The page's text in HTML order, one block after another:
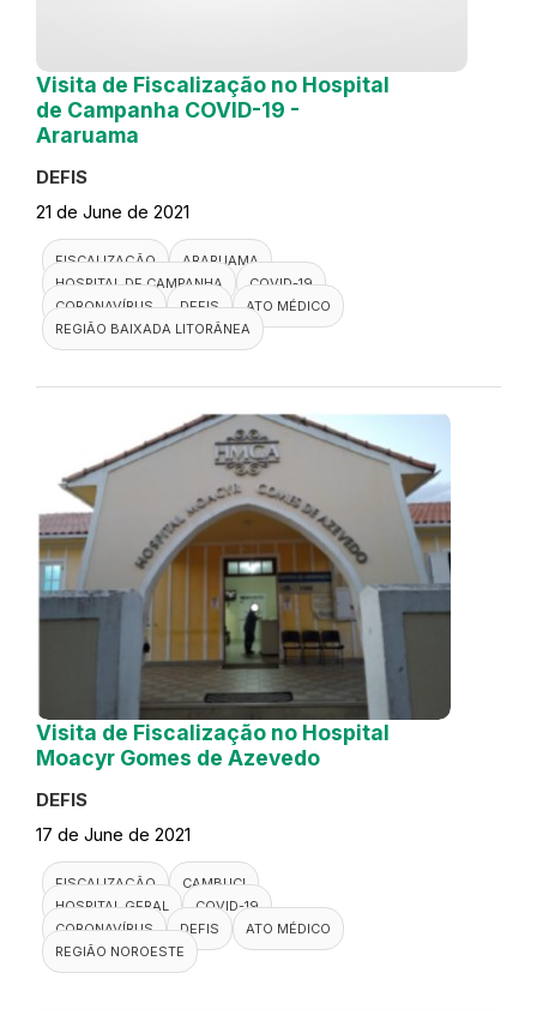
Visita de Fiscalização no Hospital
de Campanha COVID-19 -
Araruama
DEFIS
21 de June de 2021
FISCALIZAÇÃO
ARARUAMA
HOSPITAL DE CAMPANHA
COVID-19
CORONAVÍRUS
DEFIS
ATO MÉDICO
REGIÃO BAIXADA LITORÂNEA
Visita de Fiscalização no Hospital
Moacyr Gomes de Azevedo
DEFIS
17 de June de 2021
FISCALIZAÇÃO
CAMBUCI
HOSPITAL GERAL
COVID-19
CORONAVÍRUS
DEFIS
ATO MÉDICO
REGIÃO NOROESTE